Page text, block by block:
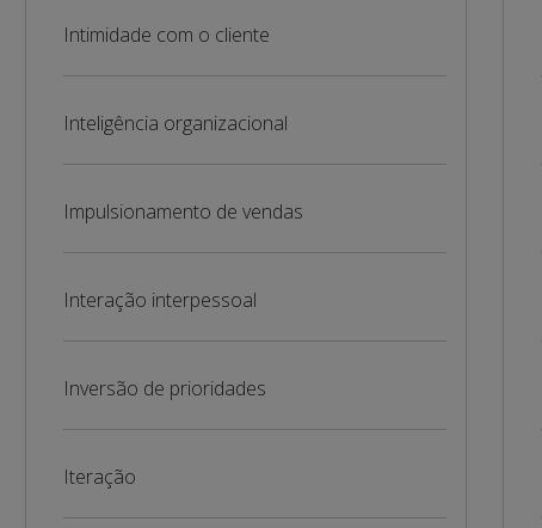
Intimidade com o cliente
Inteligência organizacional
Impulsionamento de vendas
Interação interpessoal
Inversão de prioridades
Iteração